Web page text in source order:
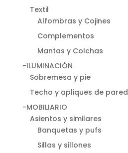
Textil
Alfombras y Cojines
Complementos
Mantas y Colchas
-ILUMINACIÓN
Sobremesa y pie
Techo y apliques de pared
-MOBILIARIO
Asientos y similares
Banquetas y pufs
Sillas y sillones